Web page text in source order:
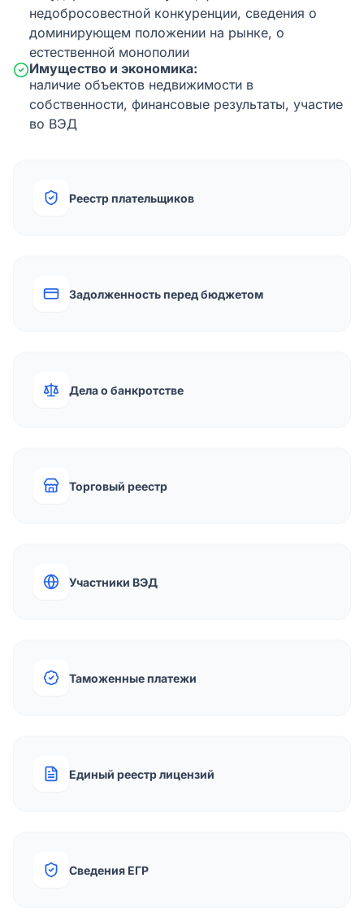
недобросовестной конкуренции, сведения о
доминирующем положении на рынке, о
естественной монополии
Имущество и экономика:
наличие объектов недвижимости в
собственности, финансовые результаты, участие
во ВЭД
Реестр плательщиков
Задолженность перед бюджетом
Дела о банкротстве
Торговый реестр
Участники ВЭД
Таможенные платежи
Единый реестр лицензий
Сведения ЕГР